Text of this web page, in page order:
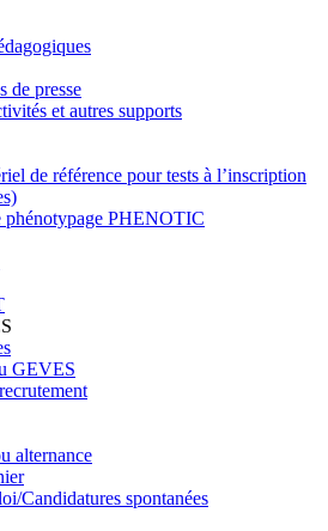
de presse
et autres supports
de référence pour tests à l’inscription
phénotypage PHENOTIC
GEVES
alternance
Candidatures spontanées